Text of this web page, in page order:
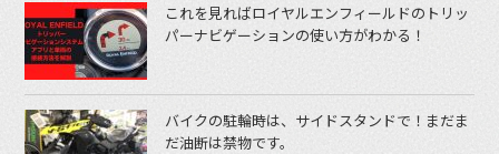
これを見ればロイヤルエンフィールドのトリッ
パーナビゲーションの使い方がわかる！
バイクの駐輪時は、サイドスタンドで！まだま
だ油断は禁物です。